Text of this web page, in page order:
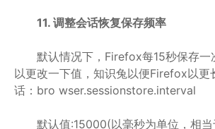
11. 调整会话恢复保存频率
默认情况下，Firefox每15秒保存一
以更改一下值，知识兔以便Firefox以更
话：bro wser.sessionstore.interval
默认值:15000(以毫秒为单位，相当